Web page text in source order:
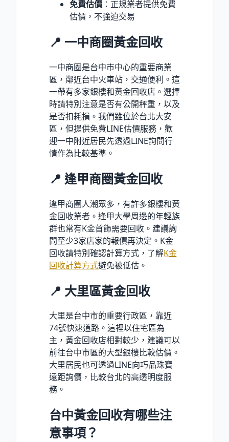
免費估價 ：正規業者提供免費
估價，不強迫交易
📍 一中商圈黃金回收
一中商圈是台中市中心的重要商業
區，鄰近台中火車站，交通便利。這
一帶有多家銀樓和黃金回收店。選擇
時請特別注意是否有公開秤重，以及
是否扣耗損。我們雖位於台北大安
區，但提供免費LINE估價服務，歡
迎一中附近居民先透過LINE詢問行
情作為比較基準。
📍 逢甲商圈黃金回收
逢甲商圈人潮眾多，有許多銀樓和黃
金回收業者。逢甲大學周邊的年輕族
群也常有K金首飾需要回收。建議詢
問至少3家店家的報價再決定。K金
回收請特別確認計算方式，了解K金
回收計算方式避免被低估。
📍 大里區黃金回收
大里是台中市的重要行政區，靠近
74號快速道路。這裡以住宅區為
主，黃金回收店相對較少，建議可以
前往台中市區的大型銀樓比較估價。
大里居民也可透過LINE向巧品珠寶
遠距詢價，比較台北的高透明度服
務。
台中黃金回收有哪些注
意事項？